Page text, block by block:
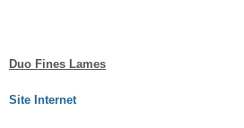
Duo Fines Lames
Site Internet